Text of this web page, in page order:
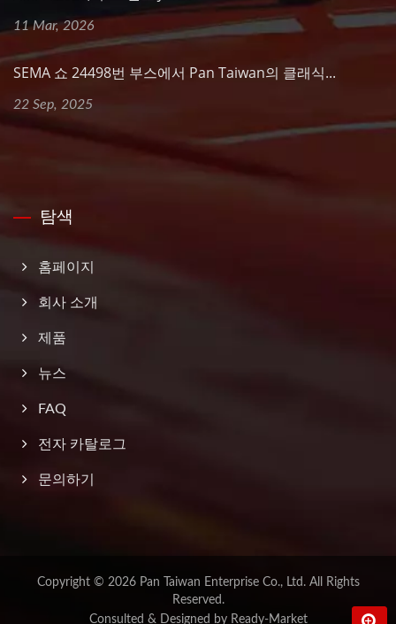
11 Mar, 2026
SEMA 쇼 24498번 부스에서 Pan Taiwan의 클래식...
22 Sep, 2025
탐색
홈페이지
회사 소개
제품
뉴스
FAQ
전자 카탈로그
문의하기
Copyright © 2026 Pan Taiwan Enterprise Co., Ltd.All Rights
Reserved.
Consulted & Designed by Ready-Market